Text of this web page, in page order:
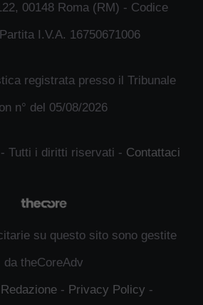
00148 Roma (RM) - Codice
I.V.A. 16750671006
registrata presso il Tribunale
n° del 05/08/2026
Tutti i diritti riservati - Contattaci
su questo sito sono gestite
da theCoreAdv
Redazione- Privacy Policy -